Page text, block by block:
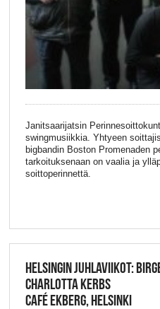
Janitsaarijatsin
swingmusiikkia. Yhtyeen
bigbandin Boston Promenaden
tarkoituksenaan on vaalia ja
soittoperinnettä.
HELSINGIN JUHLAVIIKOT:
CHARLOTTA KERBS
CAFÉ EKBERG, HELSINKI